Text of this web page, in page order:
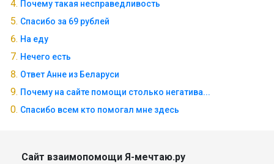
Почему такая несправедливость
Спасибо за 69 рублей
На еду
Нечего есть
Ответ Анне из Беларуси
Почему на сайте помощи столько негатива...
Спасибо всем кто помогал мне здесь
Сайт взаимопомощи Я-мечтаю.ру